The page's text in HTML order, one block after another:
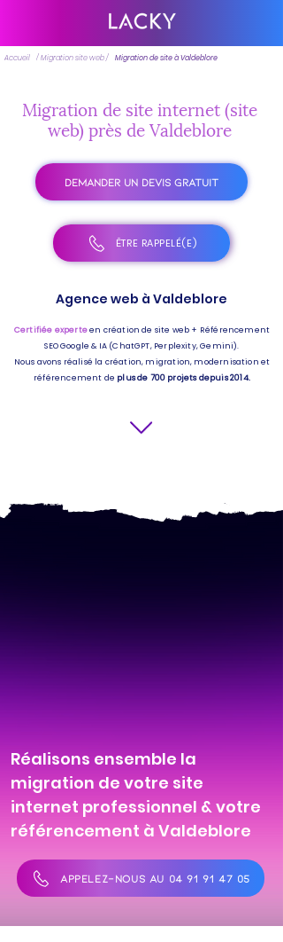
Accueil / Migration site web / Migration de site à Valdeblore
Migration de site internet (site
web) près de Valdeblore
DEMANDER UN DEVIS GRATUIT
ÊTRE RAPPELÉ(E)
Agence web à Valdeblore
Certifiée experteen création de site web + Référencement
SEO Google & IA (ChatGPT, Perplexity, Gemini).
Nous avons réalisé la création, migration, modernisation et
référencement de plus de 700 projets depuis 2014.
Réalisons ensemble la
migration de votre site
internet professionnel & votre
référencement à Valdeblore
APPELEZ-NOUS AU 04 91 91 47 05